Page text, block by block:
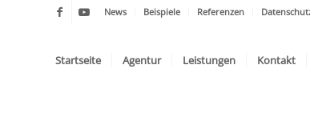
News Beispiele Referenzen
Startseite Agentur Leistungen Kontakt